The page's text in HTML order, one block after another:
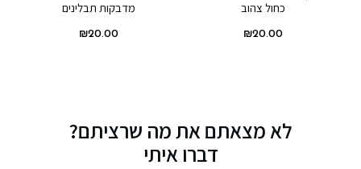
כחול צהוב
₪20.00
מדבקות תבלינים
₪20.00
לא מצאתם את מה שרציתם?
דברו איתי